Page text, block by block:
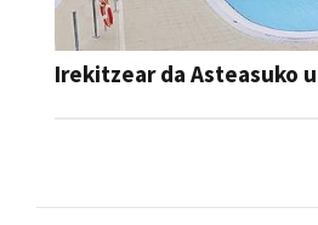
Irekitzear da Asteasuko